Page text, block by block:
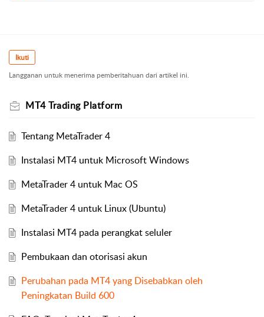
Ikuti
Langganan untuk menerima pemberitahuan dari artikel ini.
MT4 Trading Platform
Tentang MetaTrader 4
Instalasi MT4 untuk Microsoft Windows
MetaTrader 4 untuk Mac OS
MetaTrader 4 untuk Linux (Ubuntu)
Instalasi MT4 pada perangkat seluler
Pembukaan dan otorisasi akun
Perubahan pada MT4 yang Disebabkan oleh
Peningkatan Build 600